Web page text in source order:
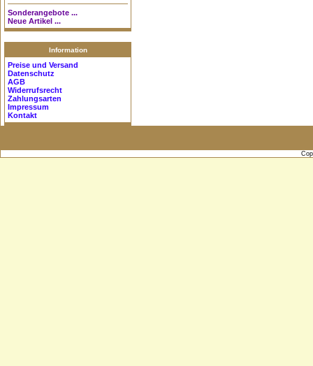
Sonderangebote ...
Neue Artikel ...
Information
Preise und Versand
Datenschutz
AGB
Widerrufsrecht
Zahlungsarten
Impressum
Kontakt